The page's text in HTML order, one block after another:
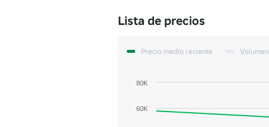
Lista de precios
Precio medio reciente Volumen
60K
80K